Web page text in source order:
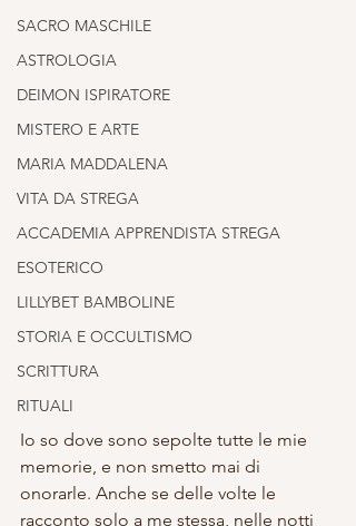
SACRO MASCHILE
ASTROLOGIA
DEIMON ISPIRATORE
MISTERO E ARTE
MARIA MADDALENA
VITA DA STREGA
ACCADEMIA APPRENDISTA STREGA
ESOTERICO
LILLYBET BAMBOLINE
STORIA E OCCULTISMO
SCRITTURA
RITUALI
Io so dove sono sepolte tutte le mie
memorie, e non smetto mai di
onorarle. Anche se delle volte le
racconto solo a me stessa, nelle notti